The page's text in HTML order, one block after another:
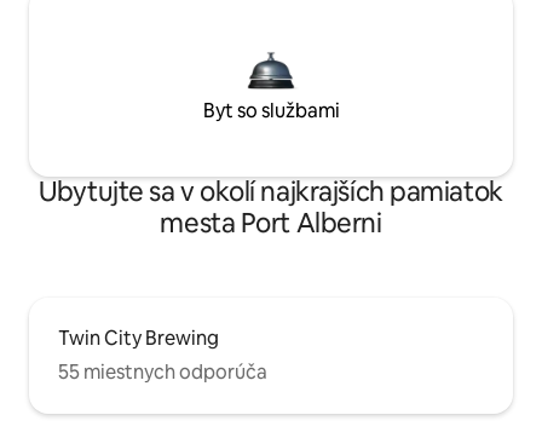
Byt so službami
Ubytujte sa v okolí najkrajších pamiatok
mesta Port Alberni
Twin City Brewing
55 miestnych odporúča